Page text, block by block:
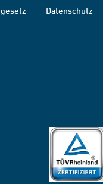
Datenschutz